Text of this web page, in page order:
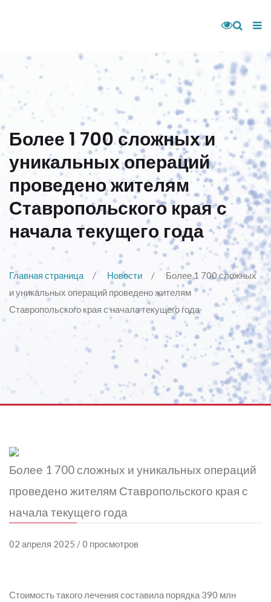
Более 1 700 сложных и
уникальных операций
проведено жителям
Ставропольского края с
начала текущего года
Главная страница Новости
Более 1 700 сложных
и уникальных операций проведено жителям
Ставропольского края с начала текущего года
Более 1 700 сложных и уникальных операций
проведено жителям Ставропольского края с
начала текущего года
02 апреля 2025 / 0 просмотров
Стоимость такого лечения составила порядка 390 млн